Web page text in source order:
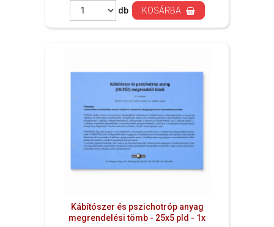
db
KOSÁRBA
Kábítószer és pszichotróp anyag
megrendelési tömb - 25x5 pld - 1x